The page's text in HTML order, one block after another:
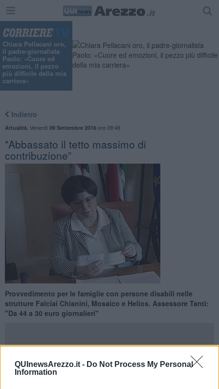
QUInewsArezzo.it - Do Not Process My Personal
Information
Chiara Pellacani oro,
il padre-giornalista
Paolo: «Cuore ed
emozioni, il pezzo
più difficile della mia
carriera»
Indietro
Attualità Venerdì 09 Settembre 2016ore 09:48
"Abbassato il tetto massimo di
contribuzione”
Provvedimento per le famiglie con persone disabili nelle
strutture Falciai Chianini, Mosaico e Helios. Assessore Tanti:
"Da 44 a 30 euro giornalieri"
AREZZO —“Non posso che esprimere soddisfazione per essere